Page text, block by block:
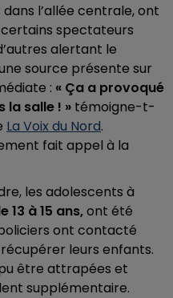
l’allée centrale, ont
spectateurs
alertant le
source présente sur
: « Ça a provoqué
la salle ! » témoigne-t-
La Voix du Nord.
fait appel à la
les adolescents à
13 à 15 ans,ont été
ont contacté
leurs enfants.
être attrapées et
supplémentaire.